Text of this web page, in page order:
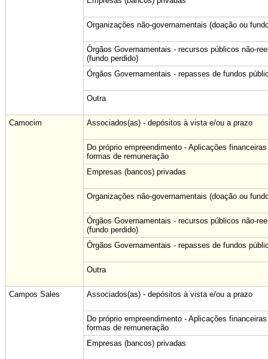
Organizações não-governamentais (doação ou
Órgãos Governamentais - recursos públicos não-
(fundo perdido)
Órgãos Governamentais - repasses de fundos
Outra
Camocim Associados(as) - depósitos à vista e/ou a prazo
Do próprio empreendimento - Aplicações
formas de remuneração
Empresas (bancos) privadas
Organizações não-governamentais (doação ou
Órgãos Governamentais - recursos públicos não-
(fundo perdido)
Órgãos Governamentais - repasses de fundos
Outra
Campos Sales Associados(as) - depósitos à vista e/ou a prazo
Do próprio empreendimento - Aplicações
formas de remuneração
Empresas (bancos) privadas